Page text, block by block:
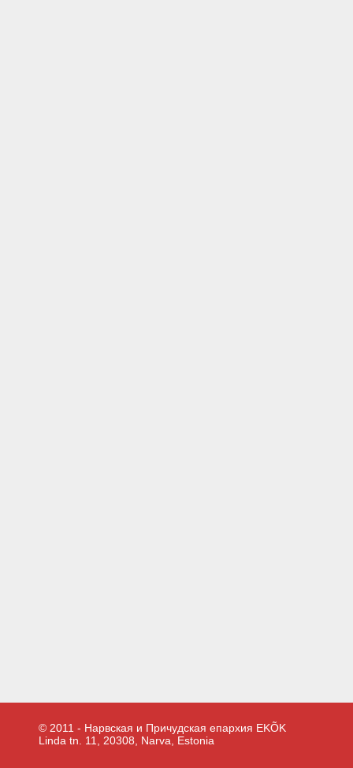
© 2011 - Нарвская и Причудская епархия EKÕK
Linda tn. 11, 20308, Narva, Estonia